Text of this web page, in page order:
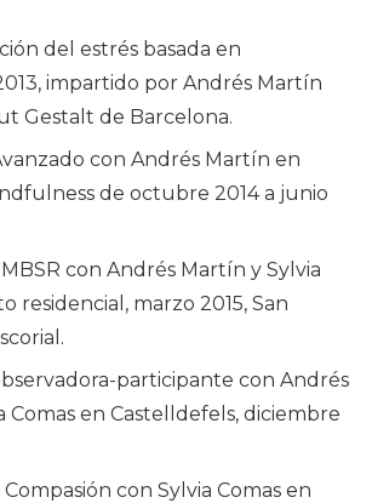
del estrés basada en
impartido por Andrés Martín
Gestalt de Barcelona.
con Andrés Martín en
de octubre 2014 a junio
con Andrés Martín y Sylvia
residencial, marzo 2015, San
participante con Andrés
Comas en Castelldefels, diciembre
con Sylvia Comas en